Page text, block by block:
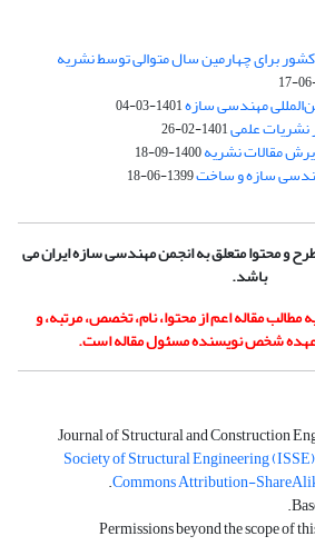
برای چهارمین سال متوالی توسط نشریه
مهندسی سازه1401-03-04
نشریات علمی1401-02-26
مقالات نشریه1400-09-18
1399-06-18
و محتوا متعلق به انجمن مهندسی سازه ایران می
باشد.
مقاله اعم از محتوا، نام، تخصص، مرتبه، و
عهده شخص نویسنده مسئول مقاله است.
Journal of Structural and Construction
Society of Structural Engineering (ISSE)
Commons Attribution-
.
.
Permissions beyond the scope of